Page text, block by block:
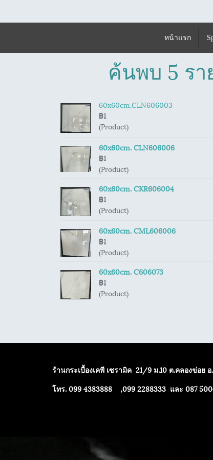
หน้าแรก
ค้นพบ 5 รา
60x60cm.CLN606003
฿1
(Product)
60x60cm. CLN606006
฿1
(Product)
60x60cm. CKR606004
฿1
(Product)
60x60cm. CML606006
฿1
(Product)
60x60cm. C606073
฿1
(Product)
ร้านกระเบื้องเคพี เซรามิค 21/9 ม.10 ต.คลองข่อย
โทร. 099 4383888 ,099 2288333 และ 087